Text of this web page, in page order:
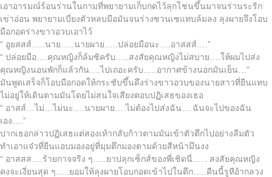
เอาอารมณ์ร้อนร่านในกามที่พยายามเก็บกดไว้ลุกโชนขึ้นมาจนร่านระริก
เข่าอ่อน พยายามเบี่ยงตัวหลบมือมันจนร่างซวนเซแทบล้มลง ลุงผายจึงโอบ
มือกอดร่างขาวอวบเอาไว้
“ อูยสสส์…..นาย…..นายผาย…..ปล่อยมือนะ….อาสสส์….”
“ ปล่อยมือ….คุณหญิงก็ล้มซิครับ…..สงสัยคุณหญิงไม่สบาย….ให้ผมไปส่ง
คุณหญิงนอนพักก็แล้วกัน….ไปเถอะครับ…..อากาศข้างนอกมันเย็น…”
มันพูดเสร็จก็โอบมือกอดให้กระชับขึ้นดึงร่างขาวอวบของนายสาวที่ยืนแทบ
ไม่อยู่ให้เดินตามมันโดยไม่สนใจเสียงตอบปฏิเสธของเธอ
“ อาสส์…ไม่…ไม่นะ….นายผาย….ไม่ต้องไปส่งฉัน….ฉันจะไปของฉัน
เอง….”
ปากเธอกล่าวปฏิเสธแต่สองเท้ากลับก้าวตามมันเข้าตัวตึกไปอย่างลืมตัว
ทำเอาแจ๋วที่ยืนแอบมองอยู่ที่มุมตึกมองตามด้วยสีหน้ามึนงง
“ อาสสส….ร้ายกาจจริง ๆ…..ยาปลุกเซ็กส์ของพี่เชิดนี่……สงสัยคุณหญิง
คงจะเงี่ยนสุด ๆ…..ยอมให้ลุงผายโอบกอดเข้าไปในตึก…..คืนนี้รูหีอ้ากลวง